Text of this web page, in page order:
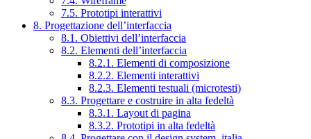
7.5. Prototipi interattivi
8. Progettazione dell’interfaccia
8.1. Obiettivi dell’interfaccia
8.2. Elementi dell’interfaccia
8.2.1. Elementi di composizione
8.2.2. Elementi interattivi
8.2.3. Elementi testuali (microtesti)
8.3. Progettare e costruire in alta fedeltà
8.3.1. Layout di pagina
8.3.2. Prototipi in alta fedeltà